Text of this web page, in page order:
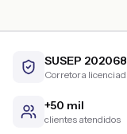
SUSEP
Corretora
+50 mil
clientes atendidos